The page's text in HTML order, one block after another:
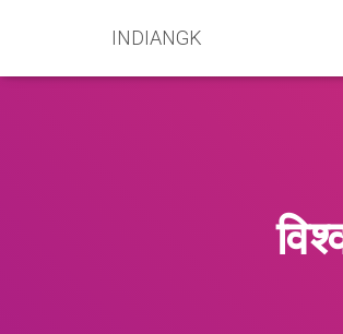
INDIANGK